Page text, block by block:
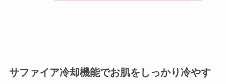
サファイア冷却機能でお肌をしっかり冷やす